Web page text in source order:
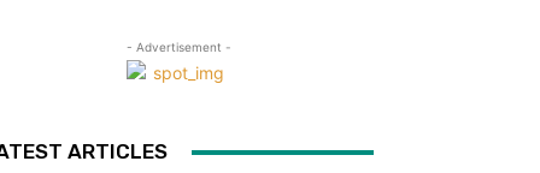
- Advertisement -
ARTICLES